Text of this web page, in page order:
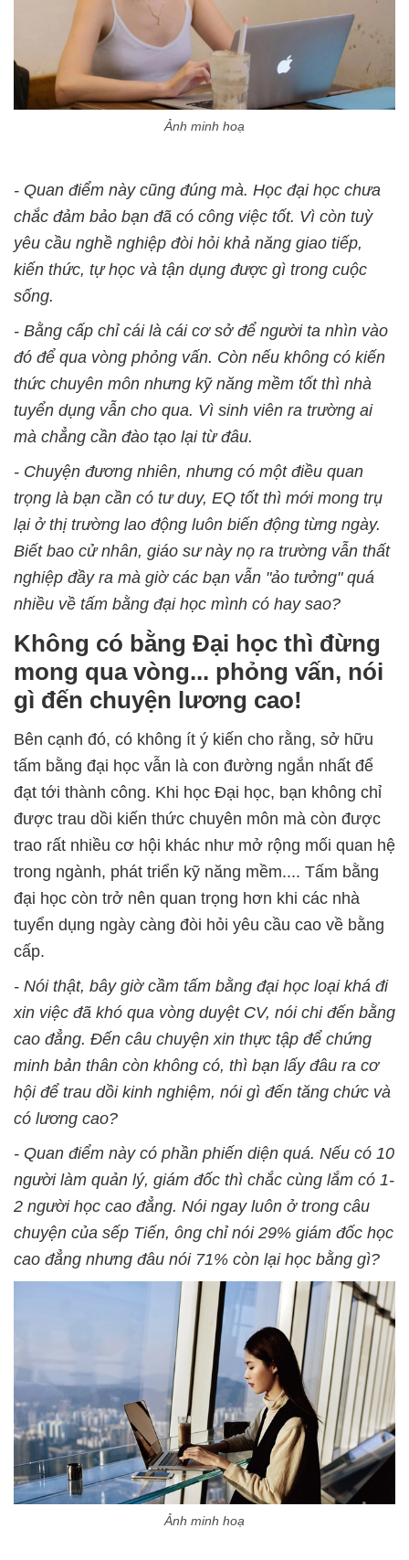
Ảnh minh hoạ
- Quan điểm này cũng đúng mà. Học đại học chưa
chắc đảm bảo bạn đã có công việc tốt. Vì còn tuỳ
yêu cầu nghề nghiệp đòi hỏi khả năng giao tiếp,
kiến thức, tự học và tận dụng được gì trong cuộc
sống.
- Bằng cấp chỉ cái là cái cơ sở để người ta nhìn vào
đó để qua vòng phỏng vấn. Còn nếu không có kiến
thức chuyên môn nhưng kỹ năng mềm tốt thì nhà
tuyển dụng vẫn cho qua. Vì sinh viên ra trường ai
mà chẳng cần đào tạo lại từ đâu.
- Chuyện đương nhiên, nhưng có một điều quan
trọng là bạn cần có tư duy, EQ tốt thì mới mong trụ
lại ở thị trường lao động luôn biến động từng ngày.
Biết bao cử nhân, giáo sư này nọ ra trường vẫn thất
nghiệp đầy ra mà giờ các bạn vẫn "ảo tưởng" quá
nhiều về tấm bằng đại học mình có hay sao?
Không có bằng Đại học thì đừng
mong qua vòng... phỏng vấn, nói
gì đến chuyện lương cao!
Bên cạnh đó, có không ít ý kiến cho rằng, sở hữu
tấm bằng đại học vẫn là con đường ngắn nhất để
đạt tới thành công. Khi học Đại học, bạn không chỉ
được trau dồi kiến thức chuyên môn mà còn được
trao rất nhiều cơ hội khác như mở rộng mối quan hệ
trong ngành, phát triển kỹ năng mềm.... Tấm bằng
đại học còn trở nên quan trọng hơn khi các nhà
tuyển dụng ngày càng đòi hỏi yêu cầu cao về bằng
cấp.
- Nói thật, bây giờ cầm tấm bằng đại học loại khá đi
xin việc đã khó qua vòng duyệt CV, nói chi đến bằng
cao đẳng. Đến câu chuyện xin thực tập để chứng
minh bản thân còn không có, thì bạn lấy đâu ra cơ
hội để trau dồi kinh nghiệm, nói gì đến tăng chức và
có lương cao?
- Quan điểm này có phần phiến diện quá. Nếu có 10
người làm quản lý, giám đốc thì chắc cùng lắm có 1-
2 người học cao đẳng. Nói ngay luôn ở trong câu
chuyện của sếp Tiến, ông chỉ nói 29% giám đốc học
cao đẳng nhưng đâu nói 71% còn lại học bằng gì?
Ảnh minh hoạ